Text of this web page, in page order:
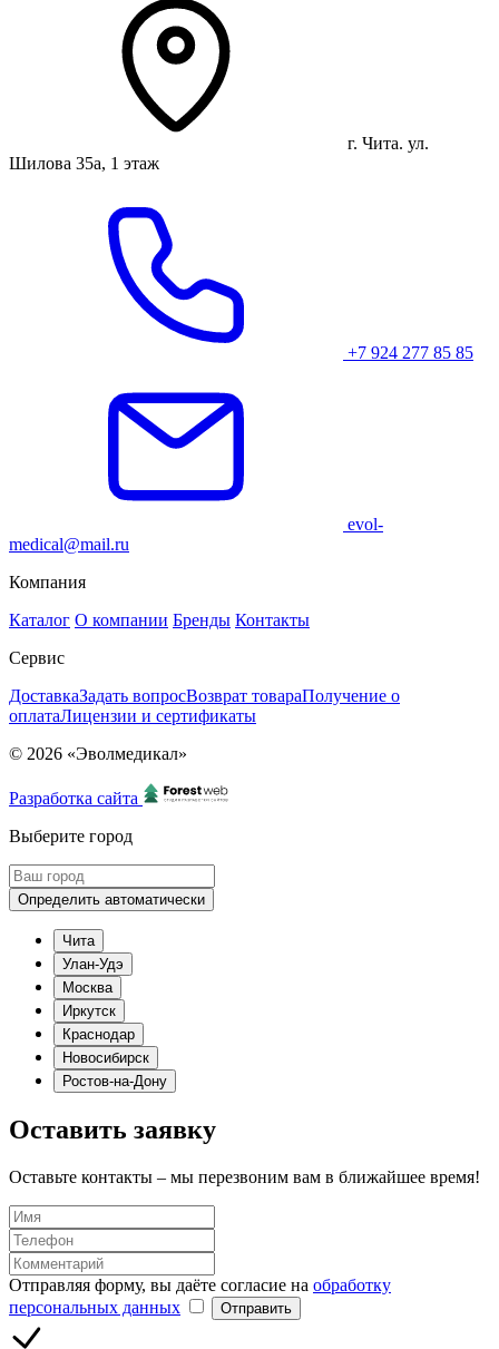
г. Чита. ул.
Шилова 35а, 1 этаж
+7 924 277 85 85
evol-
medical@mail.ru
Компания
Каталог О компании Бренды Контакты
Сервис
ДоставкаЗадать вопросВозврат товараПолучение о
оплатаЛицензии и сертификаты
© 2026 «Эволмедикал»
Разработка сайта
Выберите город
Определить автоматически
Чита
Улан-Удэ
Москва
Иркутск
Краснодар
Новосибирск
Ростов-на-Дону
Оставить заявку
Оставьте контакты – мы перезвоним вам в ближайшее время!
Отправляя форму, вы даёте согласие на обработку
персональных данных
Отправить